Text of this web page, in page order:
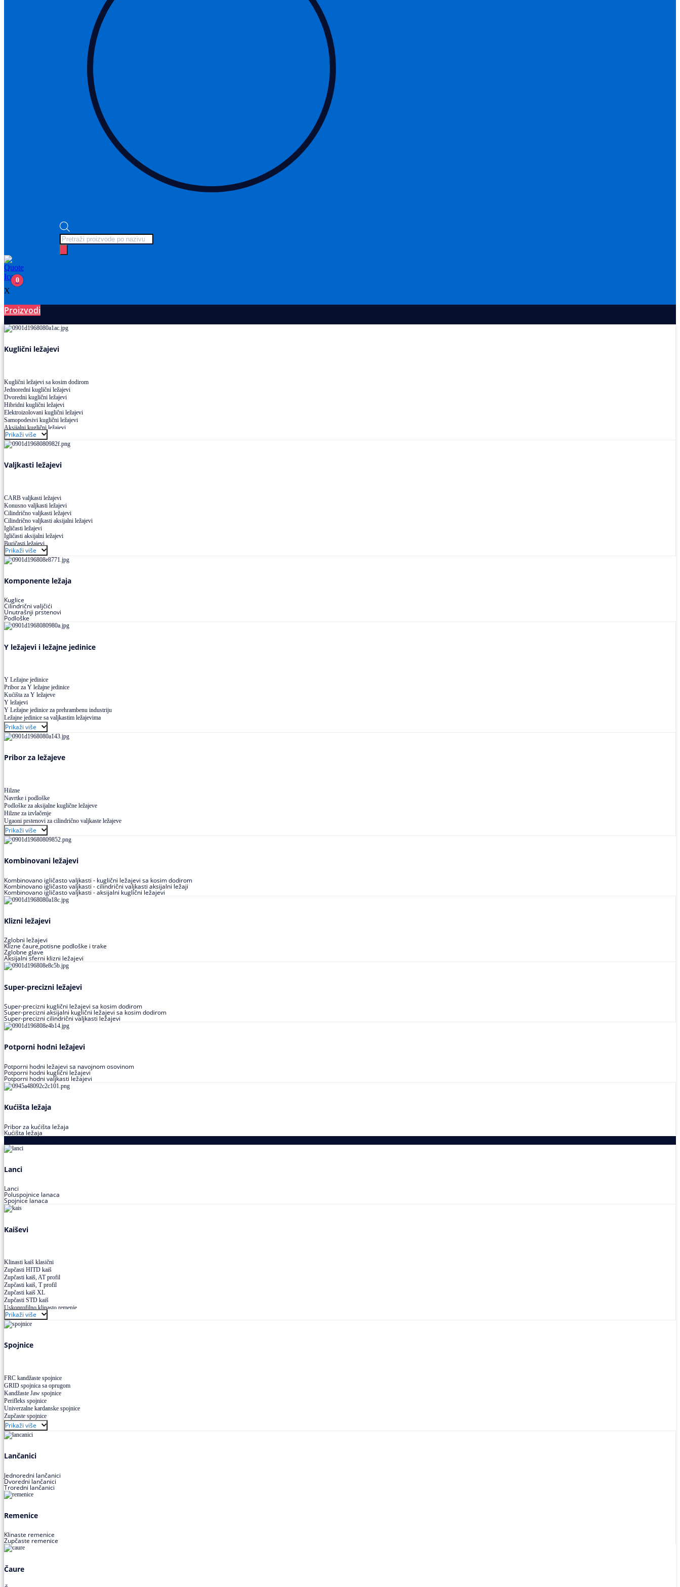
Products
search
0
X
Proizvodi
Kuglični ležajevi
Kuglični ležajevi sa kosim dodirom
Jednoredni kuglični ležajevi
Dvoredni kuglični ležajevi
Hibridni kuglični ležajevi
Elektroizolovani kuglični ležajevi
Samopodesivi kuglični ležajevi
Aksijalni kuglični ležajevi
Kuglični ležajevi od nerđajućeg čelika
Prikaži više
Valjkasti ležajevi
CARB valjkasti ležajevi
Konusno valjkasti ležajevi
Cilindrično valjkasti ležajevi
Cilindrično valjkasti aksijalni ležajevi
Igličasti ležajevi
Igličasti aksijalni ležajevi
Buričasti ležajevi
Buričasti zaptiveni ležajevi
Buričasti aksijalni ležajevi
Prikaži više
Komponente ležaja
Kuglice
Cilindrični valjčići
Unutrašnji prstenovi
Podloške
Y ležajevi i ležajne jedinice
Y Ležajne jedinice
Pribor za Y ležajne jedinice
Kućišta za Y ležajeve
Y ležajevi
Y Ležajne jedinice za prehrambenu industriju
Ležajne jedinice sa valjkastim ležajevima
Prikaži više
Pribor za ležajeve
Hilzne
Navrtke i podloške
Podloške za aksijalne kuglične ležajeve
Hilzne za izvlačenje
Ugaoni prstenovi za cilindrično valjkaste ležajeve
Prikaži više
Kombinovani ležajevi
Kombinovano igličasto valjkasti - kuglični ležajevi sa kosim dodirom
Kombinovano igličasto valjkasti - cilindrični valjkasti aksijalni ležaji
Kombinovano igličasto valjkasti - aksijalni kuglični ležajevi
Klizni ležajevi
Zglobni ležajevi
Klizne čaure,potisne podloške i trake
Zglobne glave
Aksijalni sferni klizni ležajevi
Super-precizni ležajevi
Super-precizni kuglični ležajevi sa kosim dodirom
Super-precizni aksijalni kuglični ležajevi sa kosim dodirom
Super-precizni cilindrični valjkasti ležajevi
Potporni hodni ležajevi
Potporni hodni ležajevi sa navojnom osovinom
Potporni hodni kuglični ležajevi
Potporni hodni valjkasti ležajevi
Kućišta ležaja
Pribor za kućišta ležaja
Kućišta ležaja
Lanci
Lanci
Poluspojnice lanaca
Spojnice lanaca
Kaiševi
Klinasti kaiš klasični
Zupčasti HITD kaiš
Zupčasti kaiš, AT profil
Zupčasti kaiš, T profil
Zupčasti kaiš XL
Zupčasti STD kaiš
Uskoprofilno klinasto remenje
Uskoprofilno klinasto remenje spojeno
Uskoprofilno klinasto remenje XP extra power
Višekanalno remenje PJ,PK
Prikaži više
Spojnice
FRC kandžaste spojnice
GRID spojnica sa oprugom
Kandžaste Jaw spojnice
Perifleks spojnice
Univerzalne kardanske spojnice
Zupčaste spojnice
Prikaži više
Lančanici
Jednoredni lančanici
Dvoredni lančanici
Troredni lančanici
Remenice
Klinaste remenice
Zupčaste remenice
Čaure